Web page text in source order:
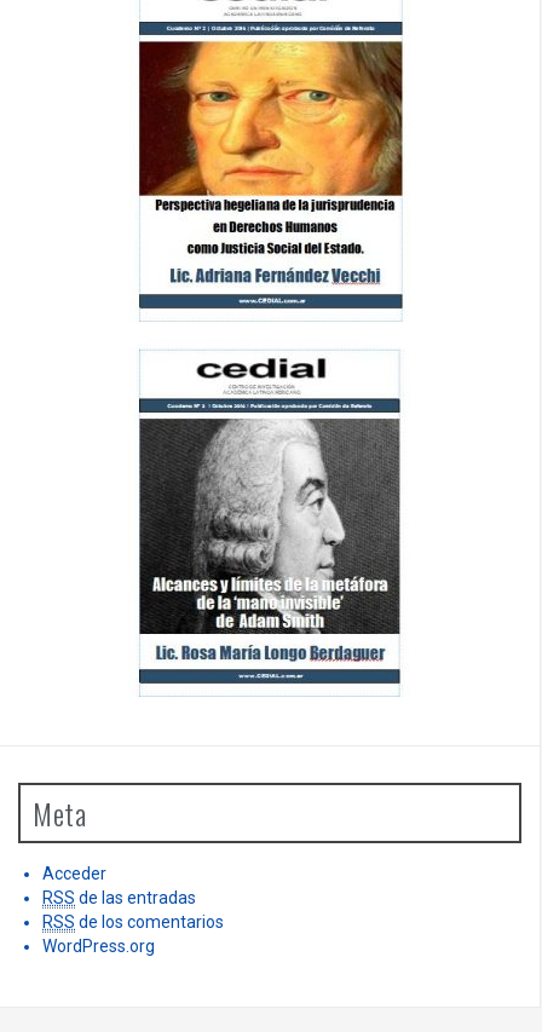
Meta
Acceder
RSS de las entradas
RSS de los comentarios
WordPress.org